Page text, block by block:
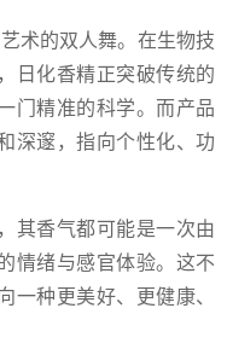
术的双人舞。在生物技
日化香精正突破传统的
门精准的科学。而产品
深邃，指向个性化、功
其香气都可能是一次由
情绪与感官体验。这不
一种更美好、更健康、